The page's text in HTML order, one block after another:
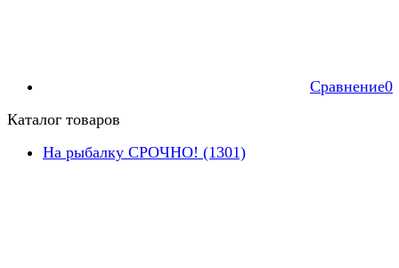
Сравнение0
Каталог товаров
На рыбалку СРОЧНО! (1301)